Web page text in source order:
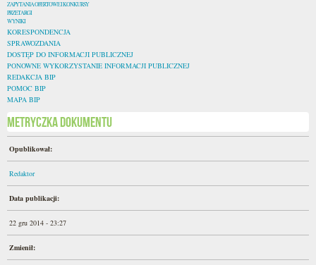
ZAPYTANIA OFERTOWE I KONKURSY
PRZETARGI
WYNIKI
KORESPONDENCJA
SPRAWOZDANIA
DOSTĘP DO INFORMACJI PUBLICZNEJ
PONOWNE WYKORZYSTANIE INFORMACJI PUBLICZNEJ
REDAKCJA BIP
POMOC BIP
MAPA BIP
Metryczka dokumentu
Opublikował:
Redaktor
Data publikacji:
22 gru 2014 - 23:27
Zmienił: